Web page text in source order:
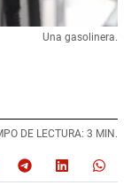
Una gasolinera.
DE LECTURA: 3 MIN.